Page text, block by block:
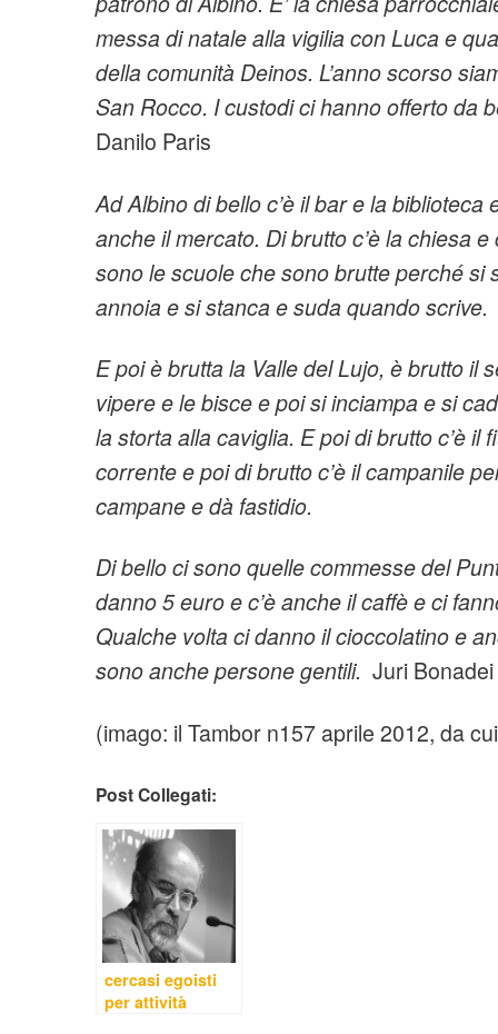
messa di natale alla vigilia con Luca e
della comunità Deinos. L’anno scorso
San Rocco. I custodi ci hanno offerto da
Danilo Paris
Ad Albino di bello c’è il bar e la biblioteca
anche il mercato. Di brutto c’è la chiesa
sono le scuole che sono brutte perché si
annoia e si stanca e suda quando scrive.
E poi è brutta la Valle del Lujo, è brutto il
vipere e le bisce epoi si inciampa e si
la storta alla caviglia. E poi di brutto c’è il
corrente e poi di brutto c’è il campanile
campane e dà fastidio.
Di bello ci sono quelle commesse del
danno 5 euro e c’è ancheil caffè e ci
Qualche volta ci danno il cioccolatino e
sono anche persone gentili. Juri Bonadei
(imago: il Tambor n157 aprile 2012, da
Post Collegati:
cercasi egoisti
per attività